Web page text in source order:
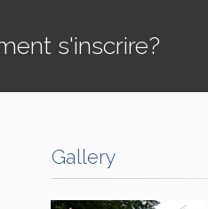
s'inscrire?
Gallery